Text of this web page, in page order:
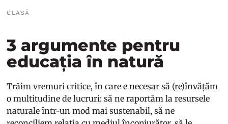
CLASĂ
3 argumente pentru
educația în natură
Trăim vremuri critice, în care e necesar să (re)învățăm
o multitudine de lucruri: să ne raportăm la resursele
naturale într-un mod mai sustenabil, să ne